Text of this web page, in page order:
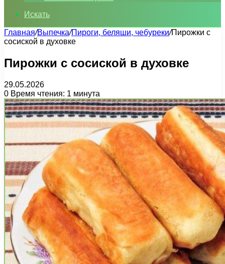
Искать
Главная/Выпечка/Пироги, беляши, чебуреки/Пирожки с
сосиской в духовке
Пирожки с сосиской в духовке
29.05.2026
0 Время чтения: 1 минута